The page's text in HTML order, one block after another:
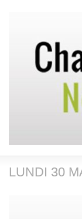
LUNDI 30